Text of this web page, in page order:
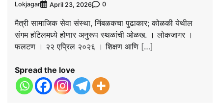
Lokjagar April 23, 2026 0
मैत्री सामाजिक सेवा संस्था, निंबळकचा पुढाकार; कोळकी येथील
संगम हॉटेलमध्ये होणार अनुरूप स्थळांची ओळख. । लोकजागर ।
फलटण । २२ एप्रिल २०२६ । शिक्षण आणि […]
Spread the love